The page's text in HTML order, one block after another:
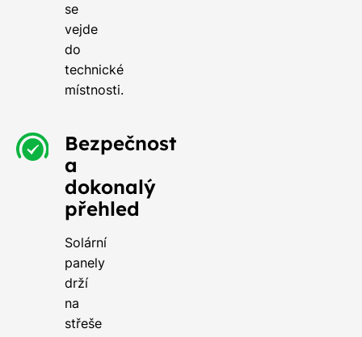
se
vejde
do
technické
místnosti.
Bezpečnost
a
dokonalý
přehled
Solární
panely
drží
na
střeše